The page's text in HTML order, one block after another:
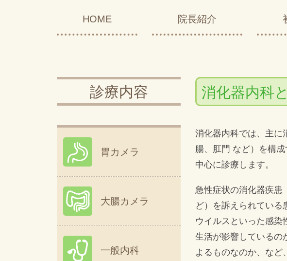
HOME 院長紹介
診療内容
胃カメラ
大腸カメラ
一般内科
消化器内科
消化器内科では、主に
腸、肛門 など）を構
中心に診療します。
急性症状の消化器疾患
ど）を訴えられている
ウイルスといった感染
生活が影響しているの
よるものなのか、など